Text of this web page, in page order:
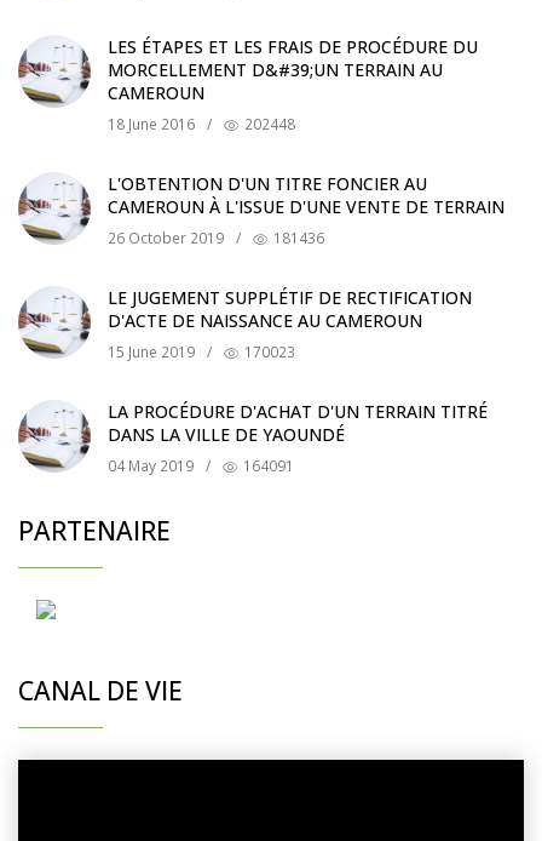
LES ÉTAPES ET LES FRAIS DE PROCÉDURE DU
MORCELLEMENT D&#39;UN TERRAIN AU
CAMEROUN
18 June 2016 / 202448
L'OBTENTION D'UN TITRE FONCIER AU
CAMEROUN À L'ISSUE D'UNE VENTE DE TERRAIN
26 October 2019 / 181436
LE JUGEMENT SUPPLÉTIF DE RECTIFICATION
D'ACTE DE NAISSANCE AU CAMEROUN
15 June 2019 / 170023
LA PROCÉDURE D'ACHAT D'UN TERRAIN TITRÉ
DANS LA VILLE DE YAOUNDÉ
04 May 2019 / 164091
PARTENAIRE
CANAL DE VIE